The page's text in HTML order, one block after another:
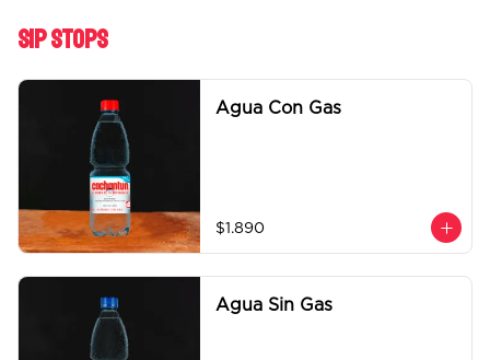
Sip Stops
Agua Con Gas
$1.890
Agua Sin Gas